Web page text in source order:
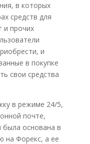
в которых
средств для
и прочих
и
в покупке
свои средства
в режиме 24/5,
почте,
была основана в
на Форекс, а ее